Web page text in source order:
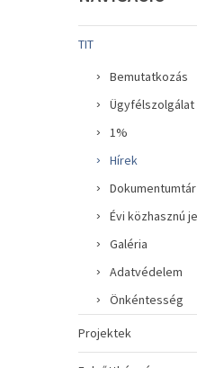
TIT
Bemutatkozás
Ügyfélszolgálat
1%
Hírek
Dokumentumtár
Évi közhasznú
Galéria
Adatvédelem
Önkéntesség
Projektek